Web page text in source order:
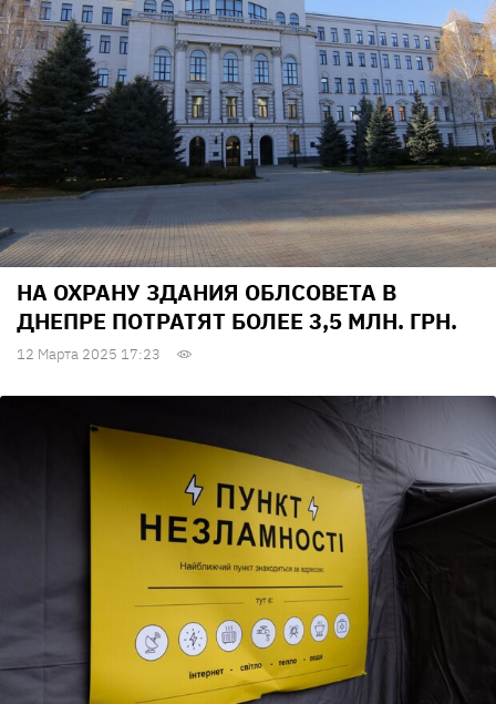
НА ОХРАНУ ЗДАНИЯ ОБЛСОВЕТА В
ДНЕПРЕ ПОТРАТЯТ БОЛЕЕ 3,5 МЛН. ГРН.
12 Марта 2025 17:23